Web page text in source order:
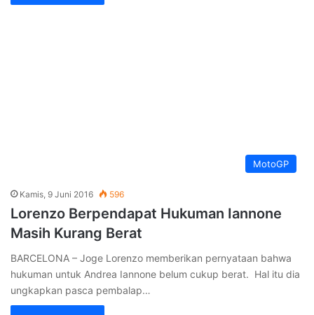
MotoGP
Kamis, 9 Juni 2016 596
Lorenzo Berpendapat Hukuman Iannone
Masih Kurang Berat
BARCELONA – Joge Lorenzo memberikan pernyataan bahwa
hukuman untuk Andrea Iannone belum cukup berat. Hal itu dia
ungkapkan pasca pembalap…